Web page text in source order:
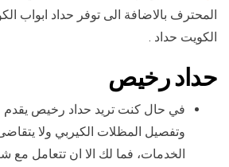
المحترف بالاضافة الى توفر حداد ابواب
الكويت حداد .
حداد رخيص
في حال كنت تريد حداد رخيص يقدم
وتفصيل المظلات الكيربي ولا
الخدمات، فما لك الا ان تتعامل مع